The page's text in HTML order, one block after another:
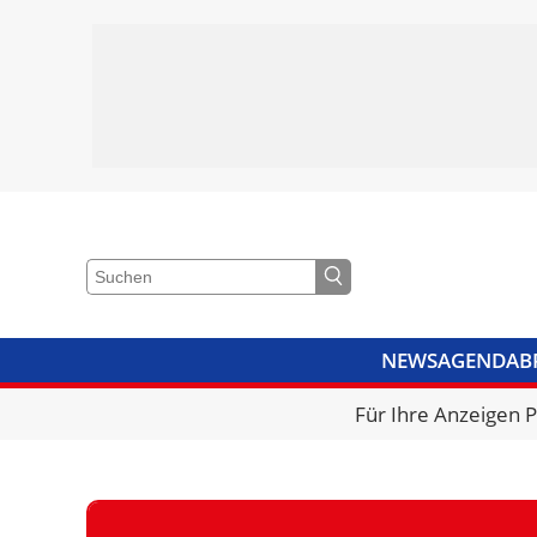
NEWSAGENDA
VIDEOSBIBLIOTHEK
Für Ihre Anzeigen